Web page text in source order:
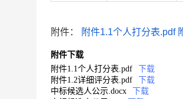
附件： 附件1.1个人打分表.pdf
附件下载
附件1.1个人打分表.pdf
下载
附件1.2详细评分表.pdf
下载
中标候选人公示.docx
下载